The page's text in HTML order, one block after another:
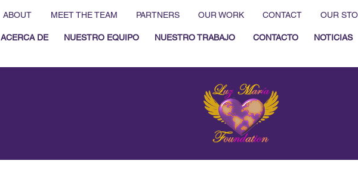
ABOUT MEET THE TEAM PARTNERS OUR WORK CONTACT OUR
ACERCA DE NUESTRO EQUIPO NUESTRO TRABAJO CONTACTO NOTICIAS